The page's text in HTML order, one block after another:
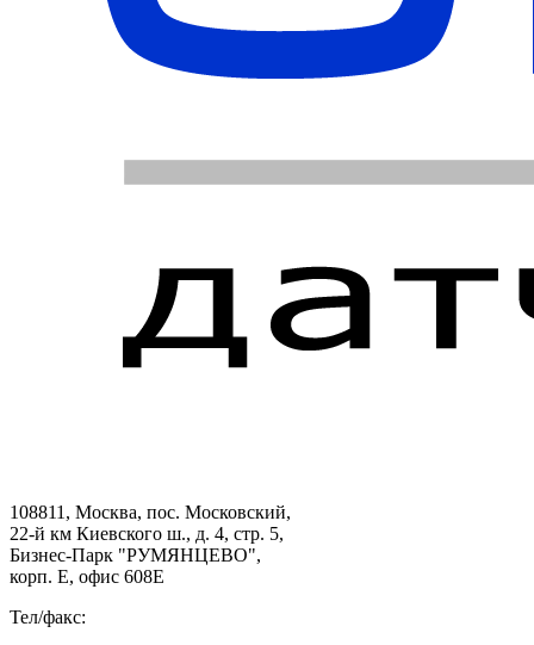
108811, Москва, пос. Московский,
22-й км Киевского ш., д. 4, стр. 5,
Бизнес-Парк "РУМЯНЦЕВО",
корп. Е, офис 608E
Тел/факс: